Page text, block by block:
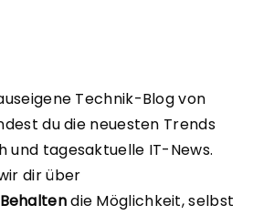
Technik-Blog von
du die neuesten Trends
und tagesaktuelle IT-News.
dir über
die Möglichkeit, selbst